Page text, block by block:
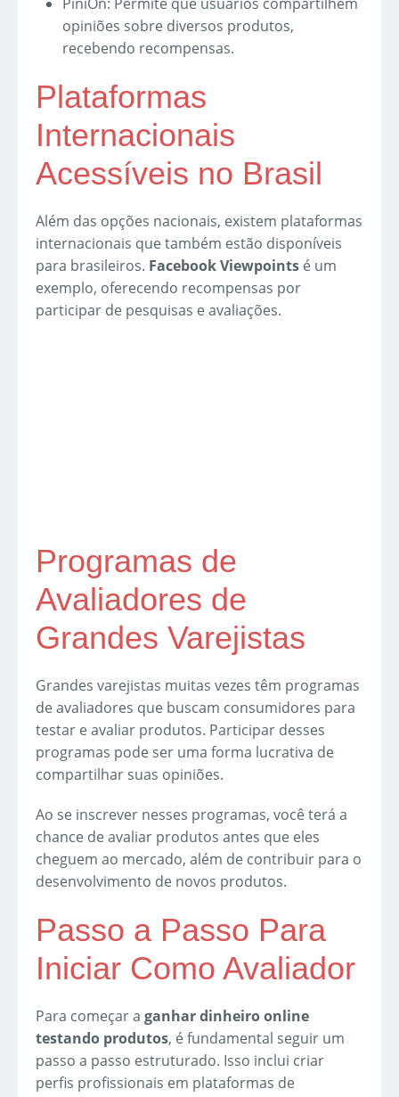
opiniões sobre diversos produtos,
recebendo recompensas.
Plataformas
Internacionais
Acessíveis no Brasil
Além das opções nacionais, existem plataformas
internacionais que também estão disponíveis
para brasileiros. Facebook Viewpoints é um
exemplo, oferecendo recompensas por
participar de pesquisas e avaliações.
Programas de
Avaliadores de
Grandes Varejistas
Grandes varejistas muitas vezes têm programas
de avaliadores que buscam consumidores para
testar e avaliar produtos. Participar desses
programas pode ser uma forma lucrativa de
compartilhar suas opiniões.
Ao se inscrever nesses programas, você terá a
chance de avaliar produtos antes que eles
cheguem ao mercado, além de contribuir para o
desenvolvimento de novos produtos.
Passo a Passo Para
Iniciar Como Avaliador
Para começar a ganhar dinheiro online
testando produtos, é fundamental seguir um
passo a passo estruturado. Isso inclui criar
perfis profissionais em plataformas de